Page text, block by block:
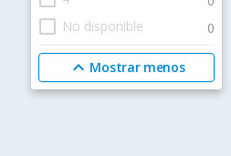
check_box_outline_blank No disponible 0
expand_less Mostrar menos